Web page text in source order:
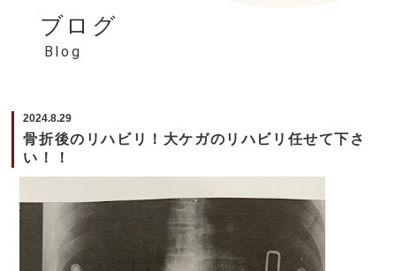
ブログ
Blog
2024.8.29
骨折後のリハビリ！大ケガのリハビリ任せて下さ
い！！